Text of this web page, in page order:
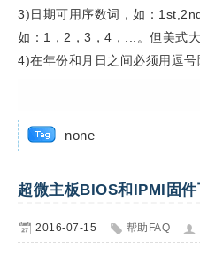
3)日期可用序数词，如：
如：1，2，3，4，...。但美式
4)在年份和月日之间必须用逗号
none
超微主板BIOS和IPMI固
2016-07-15 帮助FAQ